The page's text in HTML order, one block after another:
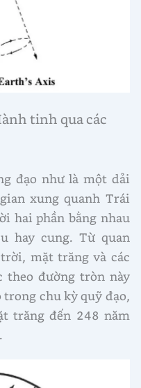
tinh qua các
đạo như là một dải
xung quanh Trái
hai phần bằng nhau
hay cung. Từ quan
mặt trăng và các
theo đường tròn này
chu kỳ quỹ đạo,
trăng đến 248 năm